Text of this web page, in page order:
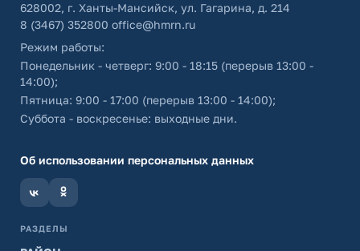
628002, г. Ханты-Мансийск, ул. Гагарина, д. 214
8 (3467) 352800 office@hmrn.ru
Режим работы:
Понедельник - четверг: 9:00 - 18:15 (перерыв 13:00 -
14:00);
Пятница: 9:00 - 17:00 (перерыв 13:00 - 14:00);
Суббота - воскресенье: выходные дни.
Об использовании персональных данных
РАЗДЕЛЫ